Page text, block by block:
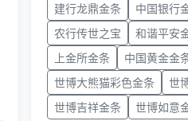
建行龙鼎金条 中国银行
农行传世之宝
和谐平安
上金所金条
中国黄金金
世博大熊猫彩色金条
世
世博吉祥金条
世博如意